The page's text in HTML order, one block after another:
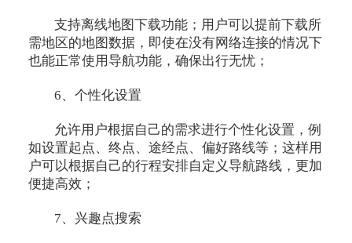
支持离线地图下载功能；用户可以提前下载所
需地区的地图数据，即使在没有网络连接的情况下
也能正常使用导航功能，确保出行无忧；
6、个性化设置
允许用户根据自己的需求进行个性化设置，例
如设置起点、终点、途经点、偏好路线等；这样用
户可以根据自己的行程安排自定义导航路线，更加
便捷高效；
7、兴趣点搜索